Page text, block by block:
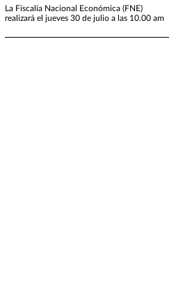
La Fiscalía Nacional Económica (FNE)
realizará el jueves 30 de julio a las 10.00 am